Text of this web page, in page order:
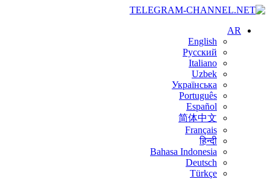
AR
English
Русский
Italiano
Uzbek
Українська
Português
Español
简体中文
Français
हिन्दी
Bahasa Indonesia
Deutsch
Türkçe